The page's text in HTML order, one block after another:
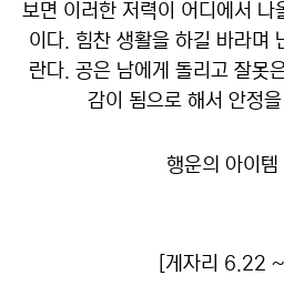
보면 이러한 저력이 어디에서 나
이다. 힘찬 생활을 하길 바라며
란다. 공은 남에게 돌리고 잘못
감이 됨으로 해서 안정
행운의 아이
[게자리 6.22